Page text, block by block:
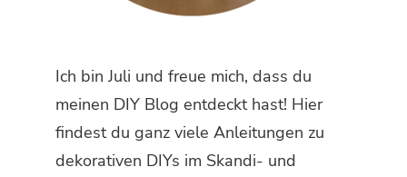
Ich bin Juli und freue mich, dass du
meinen DIY Blog entdeckt hast! Hier
findest du ganz viele Anleitungen zu
dekorativen DIYs im Skandi- und